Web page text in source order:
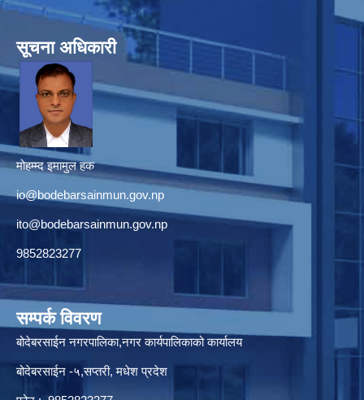
सूचना अधिकारी
मोहम्म्द इमामुल हक
io@bodebarsainmun.gov.np
ito@bodebarsainmun.gov.np
9852823277
सम्पर्क विवरण
बोदेबरसाईन नगरपालिका,नगर कार्यपालिकाको कार्यालय
बोदेबरसाईन -५,सप्तरी, मधेश प्रदेश